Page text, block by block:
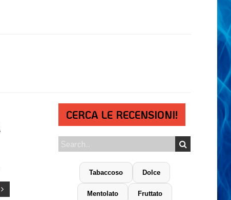
CERCA LE RECENSIONI!
Tabaccoso Dolce
Mentolato Fruttato